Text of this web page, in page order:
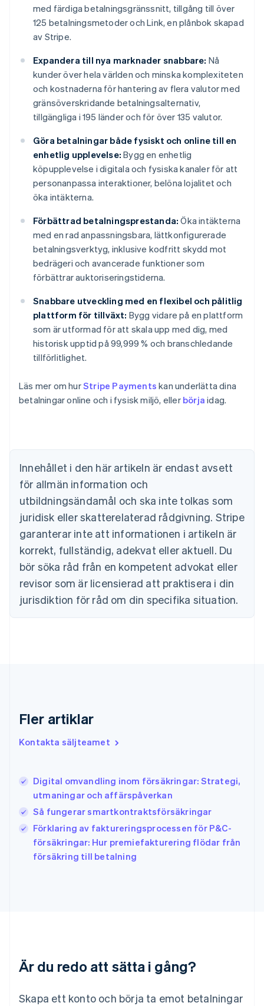
med färdiga betalningsgränssnitt, tillgång till över
125 betalningsmetoder och Link, en plånbok skapad
av Stripe.
Expandera till nya marknader snabbare: Nå
kunder över hela världen och minska komplexiteten
och kostnaderna för hantering av flera valutor med
gränsöverskridande betalningsalternativ,
tillgängliga i 195 länder och för över 135 valutor.
Göra betalningar både fysiskt och online till en
enhetlig upplevelse: Bygg en enhetlig
köpupplevelse i digitala och fysiska kanaler för att
personanpassa interaktioner, belöna lojalitet och
öka intäkterna.
Förbättrad betalningsprestanda: Öka intäkterna
med en rad anpassningsbara, lättkonfigurerade
betalningsverktyg, inklusive kodfritt skydd mot
bedrägeri och avancerade funktioner som
förbättrar auktoriseringstiderna.
Snabbare utveckling med en flexibel och pålitlig
plattform för tillväxt: Bygg vidare på en plattform
som är utformad för att skala upp med dig, med
historisk upptid på 99,999 % och branschledande
tillförlitlighet.
Läs mer om hurStripe Payments kan underlätta dina
betalningar online och i fysisk miljö, eller börja idag.
Innehållet i den här artikeln är endast avsett
för allmän information och
utbildningsändamål och ska inte tolkas som
juridisk eller skatterelaterad rådgivning. Stripe
garanterar inte att informationen i artikeln är
korrekt, fullständig, adekvat eller aktuell. Du
bör söka råd från en kompetent advokat eller
revisor som är licensierad att praktisera i din
jurisdiktion för råd om din specifika situation.
Fler artiklar
Kontakta säljteamet
Digital omvandling inom försäkringar: Strategi,
utmaningar och affärspåverkan
Så fungerar smartkontraktsförsäkringar
Förklaring av faktureringsprocessen för P&C-
försäkringar: Hur premiefakturering flödar från
försäkring till betalning
Är du redo att sätta i gång?
Skapa ett konto och börja ta emot betalningar
Australien
English
PortuguêsEnglish
Bulgarien
English
Cypern
English
Danmark
English
Estland
Fastlandskina
简体中文English
Finland
English Svenska
Frankrike
简体中文
Indien
Irland
ItalianoEnglish
Japan
日本語
Kanada
EnglishFrançais
Kroatien
EnglishItaliano
Malaysia
English